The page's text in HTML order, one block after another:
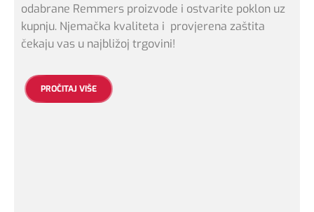
odabrane Remmers proizvode i ostvarite poklon uz
kupnju. Njemačka kvaliteta i provjerena zaštita
čekaju vas u najbližoj trgovini!
PROČITAJ VIŠE